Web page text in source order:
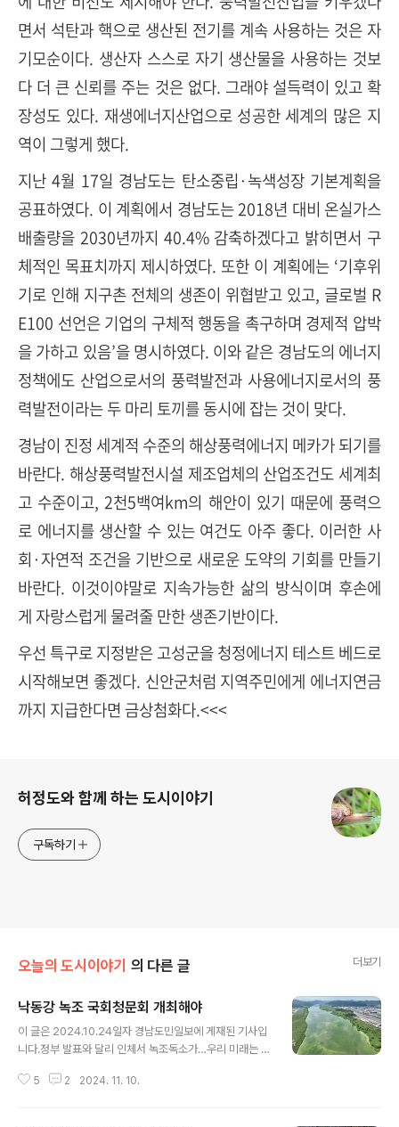
면서 석탄과 핵으로 생산된 전기를 계속 사용하는 것은 자
기모순이다. 생산자 스스로 자기 생산물을 사용하는 것보
다 더 큰 신뢰를 주는 것은 없다. 그래야 설득력이 있고 확
장성도 있다. 재생에너지산업으로 성공한 세계의 많은 지
역이 그렇게 했다.
지난 4월 17일 경남도는 탄소중립·녹색성장 기본계획을
공표하였다. 이 계획에서 경남도는 2018년 대비 온실가스
배출량을 2030년까지 40.4% 감축하겠다고 밝히면서 구
체적인 목표치까지 제시하였다. 또한 이 계획에는 ‘기후위
기로 인해 지구촌 전체의 생존이 위협받고 있고, 글로벌 R
E100 선언은 기업의 구체적 행동을 촉구하며 경제적 압박
을 가하고 있음’을 명시하였다. 이와 같은 경남도의 에너지
정책에도 산업으로서의 풍력발전과 사용에너지로서의 풍
력발전이라는 두 마리 토끼를 동시에 잡는 것이 맞다.
경남이 진정 세계적 수준의 해상풍력에너지 메카가 되기를
바란다. 해상풍력발전시설 제조업체의 산업조건도 세계최
고 수준이고, 2천5백여km의 해안이 있기 때문에 풍력으
로 에너지를 생산할 수 있는 여건도 아주 좋다. 이러한 사
회·자연적 조건을 기반으로 새로운 도약의 기회를 만들기
바란다. 이것이야말로 지속가능한 삶의 방식이며 후손에
게 자랑스럽게 물려줄 만한 생존기반이다.
우선 특구로 지정받은 고성군을 청정에너지 테스트 베드로
시작해보면 좋겠다. 신안군처럼 지역주민에게 에너지연금
까지 지급한다면 금상첨화다.<<<
허정도와 함께 하는 도시이야기
구독하기
오늘의 도시이야기 의 다른 글 더보기
낙동강 녹조 국회청문회 개최해야
이 글은 2024.10.24일자 경남도민일보에 게재된 기사입
니다.정부 발표와 달리 인체서 녹조독소가…우리 미래는 스
2명의 콧속 '녹조독소 조사결과'가 발표됐다. 농민, 어민,
5 2 2024. 11. 10.